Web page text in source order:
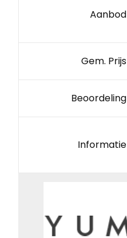
Aanbod
Gem. Prijs
Beoordeling
Informatie